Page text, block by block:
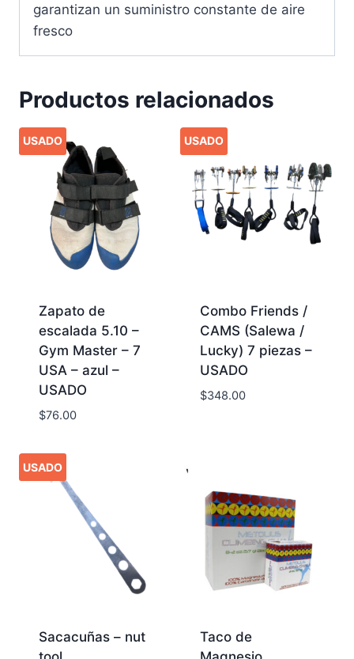
garantizan un suministro constante de aire
fresco
Productos relacionados
USADO
Zapato de
escalada 5.10 –
Gym Master – 7
USA – azul –
USADO
$76.00
USADO
Combo Friends /
CAMS (Salewa /
Lucky) 7 piezas –
USADO
$348.00
USADO
Sacacuñas – nut
Taco de